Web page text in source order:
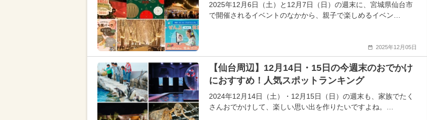
2025年12月6日（土）と12月7日（日）の週末に、宮城県仙台市
で開催されるイベントのなかから、親子で楽しめるイベン…
2025年12月05日
【仙台周辺】12月14日・15日の今週末のおでかけ
におすすめ！人気スポットランキング
2024年12月14日（土）・12月15日（日）の週末も、家族でたく
さんおでかけして、楽しい思い出を作りたいですよね。…